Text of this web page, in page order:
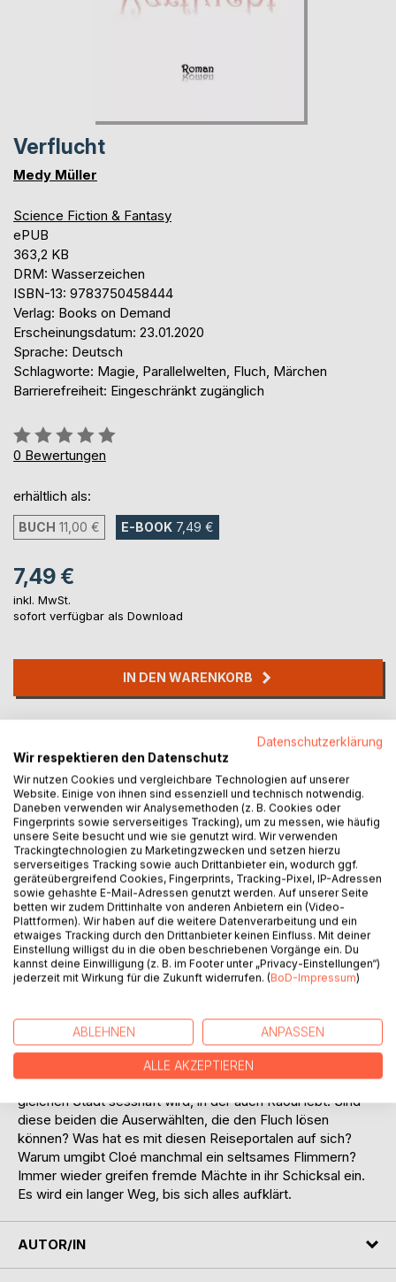
Verflucht
Medy Müller
Science Fiction & Fantasy
ePUB
363,2 KB
DRM: Wasserzeichen
ISBN-13: 9783750458444
Verlag: Books on Demand
Erscheinungsdatum: 23.01.2020
Sprache: Deutsch
Schlagworte: Magie, Parallelwelten, Fluch, Märchen
Barrierefreiheit: Eingeschränkt zugänglich
Bewertung::
0%
0 Bewertungen
erhältlich als:
BUCH 11,00 € E-BOOK 7,49 €
7,49 €
inkl. MwSt.
sofort verfügbar als Download
IN DEN WARENKORB
Titel bewerten
BESCHREIBUNG
Es begann mit einem Märchen. Dann kam der Fluch.
Ausgesprochen auf der Grünen Welt, einer von 10 Welten,
die um eine Sonne kreisen. Auch die Magische Welt gehört
dazu und sie hat einen erheblichen Anteil an der weiteren
Raum sind teilweise außer Kraft gesetzt. Nichts ist, wie es
scheint. Raoul verliert seine Eltern durch Mord, findet eine
neue Heimat in einem seltsamen Internat. Cloé reist mit
ihrer Mutter durch die halbe Welt, bis sie endlich in der
gleichen Stadt sesshaft wird, in der auch Raoul lebt. Sind
diese beiden die Auserwählten, die den Fluch lösen
können? Was hat es mit diesen Reiseportalen auf sich?
Warum umgibt Cloé manchmal ein seltsames Flimmern?
Immer wieder greifen fremde Mächte in ihr Schicksal ein.
Es wird ein langer Weg, bis sich alles aufklärt.
AUTOR/IN
Datenschutzerklärung
Wir respektieren den Datenschutz
Wir nutzen Cookies und vergleichbare Technologien auf unserer
Website. Einige von ihnen sind essenziell und technisch notwendig.
Daneben verwenden wir Analysemethoden (z. B. Cookies oder
Fingerprints sowie serverseitiges Tracking), um zu messen, wie häufig
unsere Seite besucht und wie sie genutzt wird. Wir verwenden
Trackingtechnologien zu Marketingzwecken und setzen hierzu
serverseitiges Tracking sowie auch Drittanbieter ein, wodurch ggf.
geräteübergreifend Cookies, Fingerprints, Tracking-Pixel, IP-Adressen
sowie gehashte E-Mail-Adressen genutzt werden. Auf unserer Seite
betten wir zudem Drittinhalte von anderen Anbietern ein (Video-
Plattformen). Wir haben auf die weitere Datenverarbeitung und ein
etwaiges Tracking durch den Drittanbieter keinen Einfluss. Mit deiner
Einstellung willigst du in die oben beschriebenen Vorgänge ein. Du
kannst deine Einwilligung (z. B. im Footer unter „Privacy-Einstellungen“)
jederzeit mit Wirkung für die Zukunft widerrufen. (BoD-Impressum)
ABLEHNEN ANPASSEN
ALLE AKZEPTIEREN